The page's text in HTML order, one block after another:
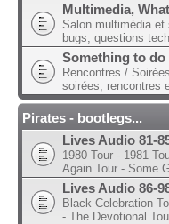
Multimedia,
Salon multimédia
bugs, questions
Something to do
Rencontres /
soirées, rencontres
Pirates - bootlegs...
Lives Audio 81-
1980 Tour - 1981
Again Tour - Some
Lives Audio 86-
Black Celebration
- The Devotional